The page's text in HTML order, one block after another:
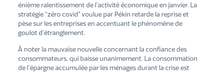
énième ralentissement de l’activité économique en janvier. La
stratégie “zéro covid” voulue par Pékin retarde la reprise et
pèse sur les entreprises en accentuant le phénomène de
goulot d’étranglement.
À noter la mauvaise nouvelle concernant la confiance des
consommateurs, qui baisse unanimement. La consommation
de l’épargne accumulée par les ménages durant la crise est